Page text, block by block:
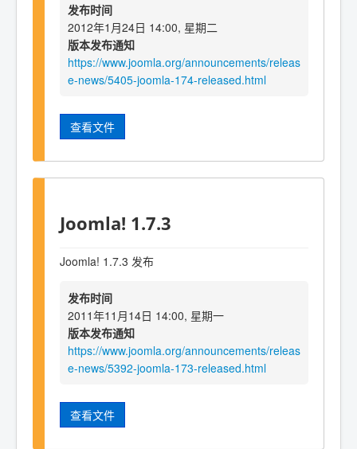
发布时间
2012年1月24日 14:00, 星期二
版本发布通知
https://www.joomla.org/announcements/releas
e-news/5405-joomla-174-released.html
查看文件
Joomla! 1.7.3
Joomla! 1.7.3 发布
发布时间
2011年11月14日 14:00, 星期一
版本发布通知
https://www.joomla.org/announcements/releas
e-news/5392-joomla-173-released.html
查看文件